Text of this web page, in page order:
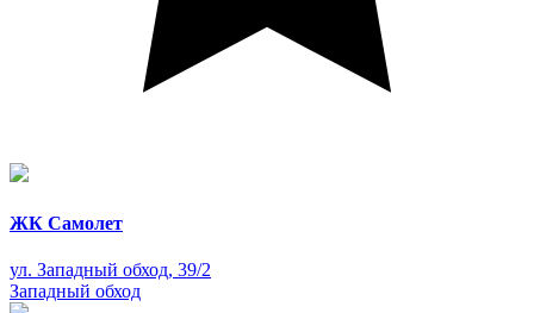
ЖК Самолет
ул. Западный обход, 39/2
Западный обход